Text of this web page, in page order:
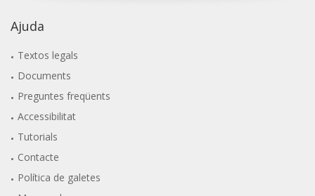
Ajuda
Textos legals
Documents
Preguntes freqüents
Accessibilitat
Tutorials
Contacte
Política de galetes